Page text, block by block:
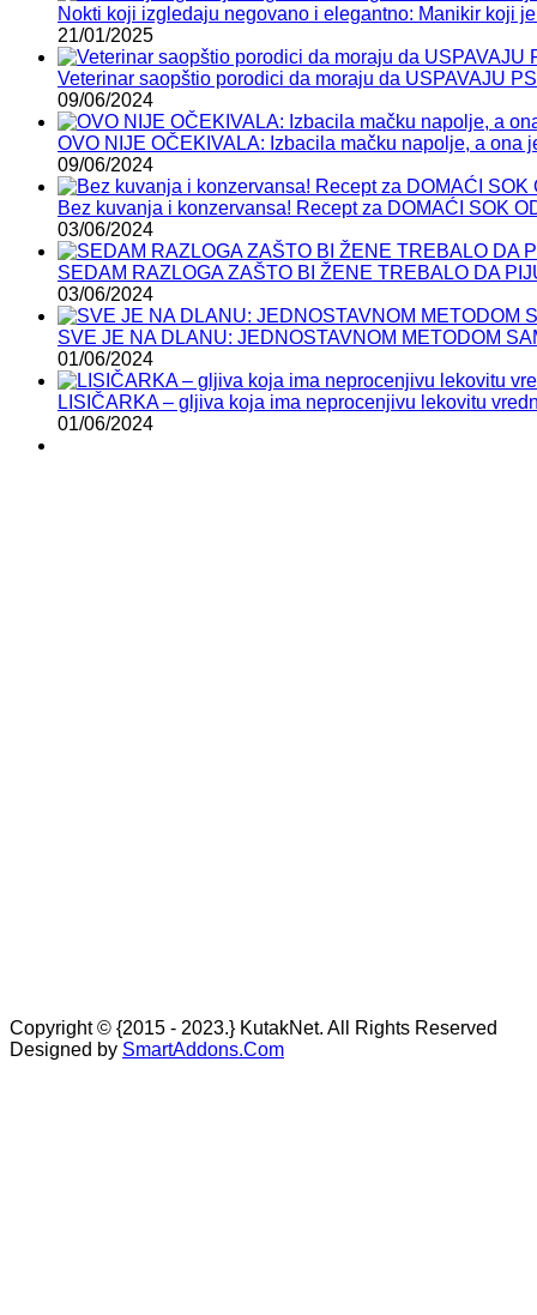
Nokti koji izgledaju negovano i elegantno: Manikir koji
21/01/2025
Veterinar saopštio porodici da moraju da USPAVAJU
09/06/2024
OVO NIJE OČEKIVALA: Izbacila mačku napolje, a ona
09/06/2024
Bez kuvanja i konzervansa! Recept za DOMAĆI SOK
03/06/2024
SEDAM RAZLOGA ZAŠTO BI ŽENE TREBALO DA
03/06/2024
SVE JE NA DLANU: JEDNOSTAVNOM METODOM
01/06/2024
LISIČARKA – gljiva koja ima neprocenjivu lekovitu
01/06/2024
Copyright © {2015 - 2023.} KutakNet. All Rights Reserved
Designed by SmartAddons.Com